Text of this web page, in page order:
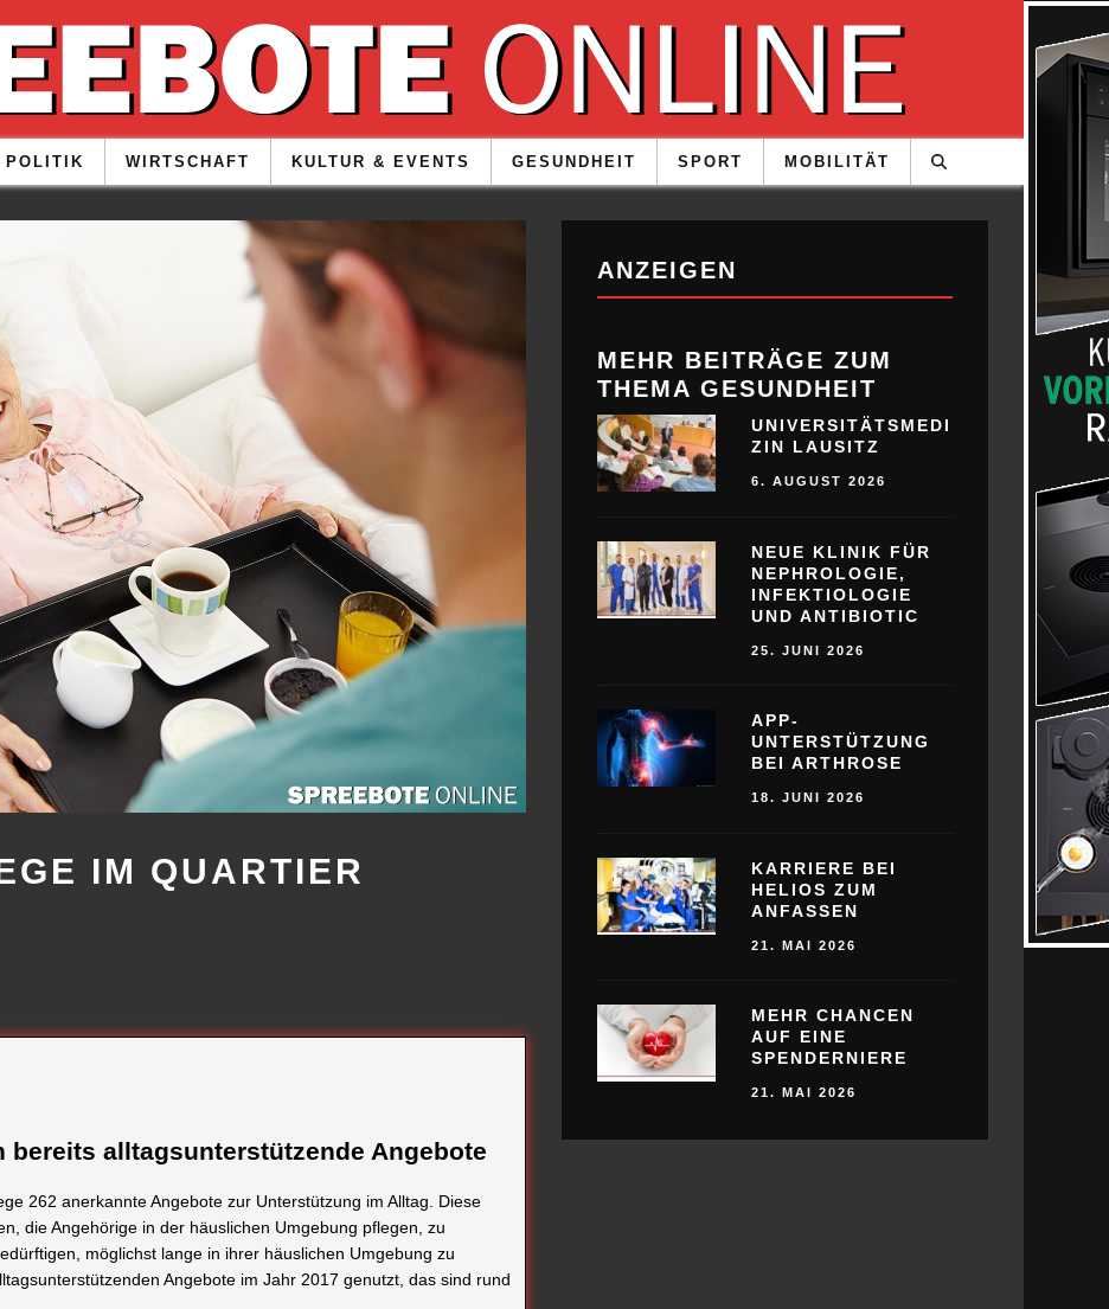
POLITIK WIRTSCHAFT KULTUR & EVENTS GESUNDHEIT SPORT MOBILITÄT
IM QUARTIER
bereits alltagsunterstützende Angebote
262 anerkannte Angebote zur Unterstützung im Alltag. Diese
die Angehörige in der häuslichen Umgebung pflegen, zu
möglichst lange in ihrer häuslichen Umgebung zu
Angebote im Jahr 2017 genutzt, das sind rund
ANZEIGEN
MEHR BEITRÄGE ZUM
THEMA GESUNDHEIT
UNIVERSITÄTSMEDI
ZIN LAUSITZ
6. AUGUST 2026
NEUE KLINIK FÜR
NEPHROLOGIE,
INFEKTIOLOGIE
UND ANTIBIOTIC
25. JUNI 2026
APP-
UNTERSTÜTZUNG
BEI ARTHROSE
18. JUNI 2026
KARRIERE BEI
HELIOS ZUM
ANFASSEN
21. MAI 2026
MEHR CHANCEN
AUF EINE
SPENDERNIERE
21. MAI 2026